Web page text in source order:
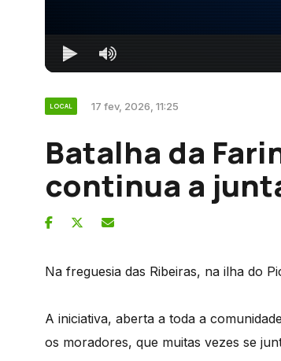
LOCAL 17 fev, 2026, 11:25
Batalha da
continua a
Na freguesia das Ribeiras, na ilha do
A iniciativa, aberta a toda a
os moradores, que muitas vezes se